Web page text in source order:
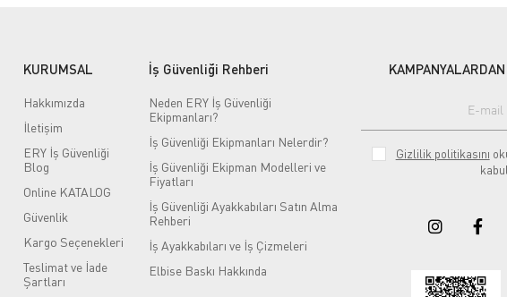
KURUMSAL
Hakkımızda
İletişim
ERY İş Güvenliği
Blog
Online KATALOG
Güvenlik
Kargo Seçenekleri
Teslimat ve İade
Şartları
İş Güvenliği Rehberi
Neden ERY İş Güvenliği
Ekipmanları?
İş Güvenliği Ekipmanları Nelerdir?
İş Güvenliği Ekipman Modelleri ve
Fiyatları
İş Güvenliği Ayakkabıları Satın Alma
Rehberi
İş Ayakkabıları ve İş Çizmeleri
Elbise Baskı Hakkında
Gizlilik politikasını